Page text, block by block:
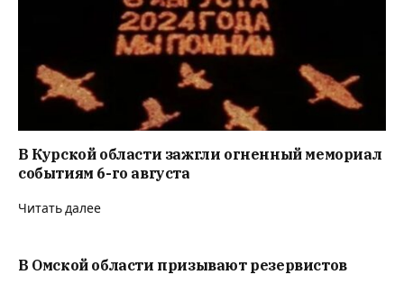
В Курской области зажгли огненный мемориал
событиям 6-го августа
Читать далее
В Омской области призывают резервистов